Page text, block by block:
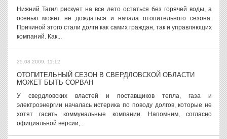
Нижний Тагил рискует на все лето остаться без горячей воды, а
осенью может не дождаться и начала отопительного сезона.
Причиной этого стали долги как самих граждан, так и управляющих
компаний. Как...
25.08.2009, 11:12
ОТОПИТЕЛЬНЫЙ СЕЗОН В СВЕРДЛОВСКОЙ ОБЛАСТИ
МОЖЕТ БЫТЬ СОРВАН
У свердловских властей и поставщиков тепла, газа и
электроэнергии началась истерика по поводу долгов, которые не
хотят гасить коммунальные компании. Напомним, согласно
официальной версии,...